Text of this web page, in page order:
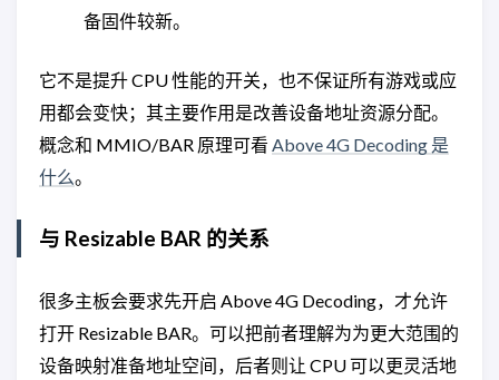
备固件较新。
它不是提升 CPU 性能的开关，也不保证所有游戏或应
用都会变快；其主要作用是改善设备地址资源分配。
概念和 MMIO/BAR 原理可看 Above 4G Decoding 是
什么。
与 Resizable BAR 的关系
很多主板会要求先开启 Above 4G Decoding，才允许
打开 Resizable BAR。可以把前者理解为为更大范围的
设备映射准备地址空间，后者则让 CPU 可以更灵活地